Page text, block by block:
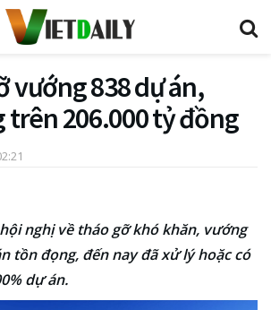
vướng 838 dự án,
206.000 tỷ đồng
nghị về tháo gỡ khó khăn, vướng
tồn đọng, đến nay đã xử lý hoặc có
dự án.